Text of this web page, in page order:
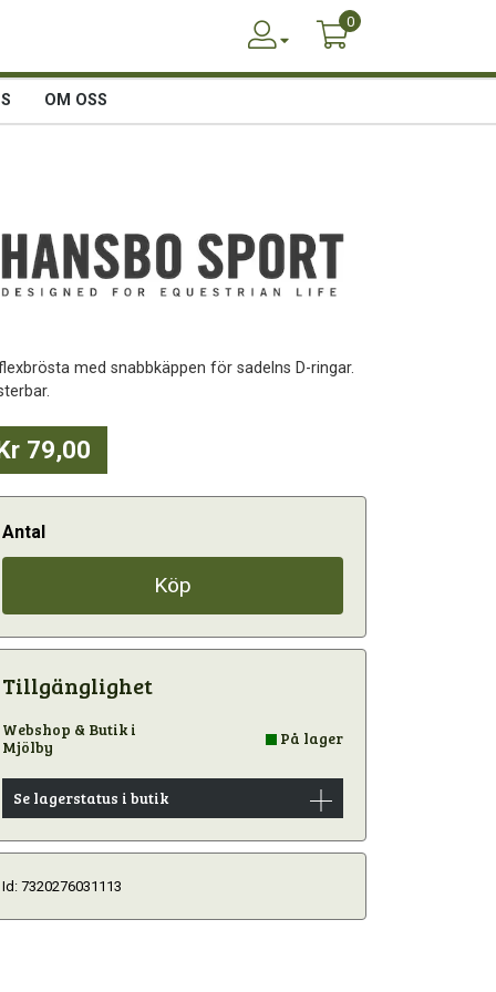
0
OM OSS
med snabbkäppen för sadelns D-ringar.
79,00
Antal
Köp
Tillgänglighet
Webshop & Butik i
Mjölby
På lager
Se lagerstatus i butik
Id: 7320276031113